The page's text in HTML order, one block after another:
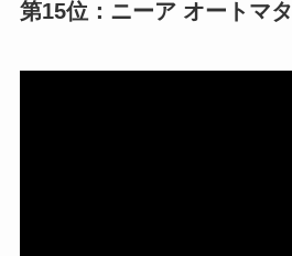
第15位：ニーア オートマタ